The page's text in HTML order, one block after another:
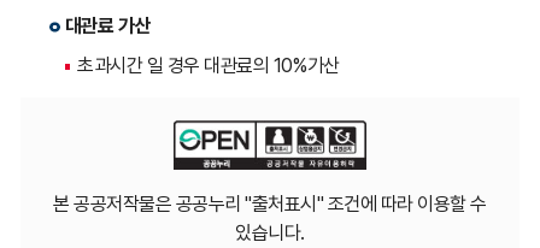
대관료 가산
초과시간 일 경우 대관료의 10%가산
본 공공저작물은 공공누리 "출처표시" 조건에 따라 이용할 수
있습니다.